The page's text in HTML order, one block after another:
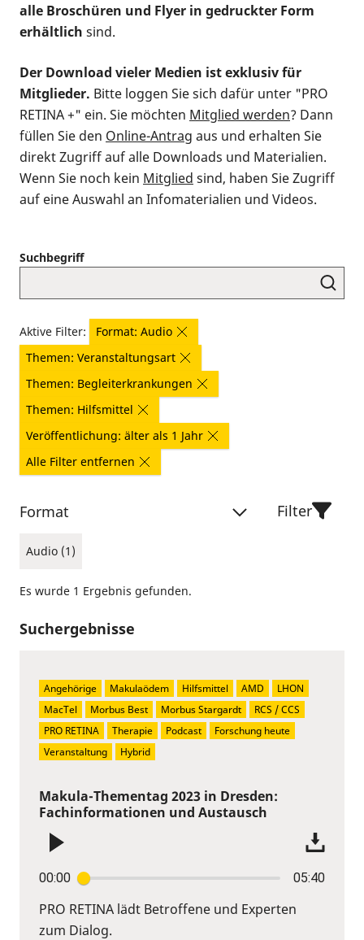
alle Broschüren und Flyer in gedruckter Form
erhältlich sind.
Der Download vieler Medien ist exklusiv für
Mitglieder. Bitte loggen Sie sich dafür unter "PRO
RETINA +" ein. Sie möchten Mitglied werden? Dann
füllen Sie den Online-Antrag aus und erhalten Sie
direkt Zugriff auf alle Downloads und Materialien.
Wenn Sie noch kein Mitglied sind, haben Sie Zugriff
auf eine Auswahl an Infomaterialien und Videos.
Suchbegriff
Aktive Filter:
Format: Audio
Themen: Veranstaltungsart
Themen: Begleiterkrankungen
Themen: Hilfsmittel
Veröffentlichung: älter als 1 Jahr
Alle Filter entfernen
Format
Audio (1)
Filter
Es wurde 1 Ergebnis gefunden.
Suchergebnisse
Makula-Thementag 2023 in Dresden:
Fachinformationen und Austausch
00:00 05:40
PRO RETINA lädt Betroffene und Experten
zum Dialog.
Angehörige Makulaödem Hilfsmittel AMD
LHON
MacTel
Morbus Best Morbus Stargardt
RCS / CCS
PRO RETINA
Therapie Podcast
Forschung heute
Veranstaltung
Hybrid